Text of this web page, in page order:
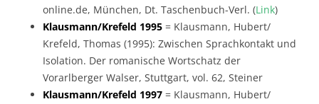
online.de, München, Dt. Taschenbuch-Verl. (Link)
Klausmann/Krefeld 1995 = Klausmann, Hubert/
Krefeld, Thomas (1995): Zwischen Sprachkontakt und
Isolation. Der romanische Wortschatz der
Vorarlberger Walser, Stuttgart, vol. 62, Steiner
Klausmann/Krefeld 1997 = Klausmann, Hubert/